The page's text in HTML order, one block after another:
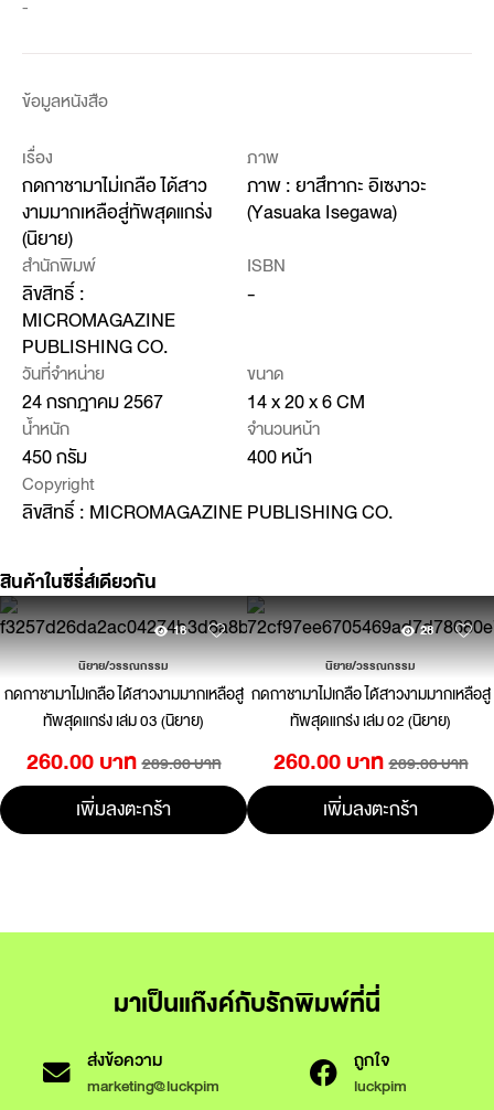
-
ข้อมูลหนังสือ
เรื่อง
กดกาชามาไม่เกลือ ได้สาว
งามมากเหลือสู่ทัพสุดแกร่ง
(นิยาย)
ภาพ
ภาพ : ยาสึทากะ อิเซงาวะ
(Yasuaka Isegawa)
สำนักพิมพ์
ลิขสิทธิ์ :
MICROMAGAZINE
PUBLISHING CO.
ISBN
-
วันที่จำหน่าย
24 กรกฎาคม 2567
ขนาด
14 x 20 x 6 CM
น้ำหนัก
450 กรัม
จำนวนหน้า
400 หน้า
Copyright
ลิขสิทธิ์ : MICROMAGAZINE PUBLISHING CO.
สินค้าในซีรี่ส์เดียวกัน
18
นิยาย/วรรณกรรม
กดกาชามาไม่เกลือ ได้สาวงามมากเหลือสู่
ทัพสุดแกร่ง เล่ม 03 (นิยาย)
260.00 บาท 289.00 บาท
เพิ่มลงตะกร้า
28
นิยาย/วรรณกรรม
กดกาชามาไม่เกลือ ได้สาวงามมากเหลือสู่
ทัพสุดแกร่ง เล่ม 02 (นิยาย)
260.00 บาท 289.00 บาท
เพิ่มลงตะกร้า
มาเป็นแก๊งค์กับรักพิมพ์ที่นี่
ส่งข้อความ
marketing@luckpim
ถูกใจ
luckpim